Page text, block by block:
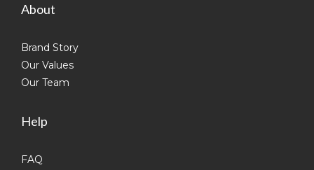
About
Brand Story
Our Values
Our Team
Help
FAQ